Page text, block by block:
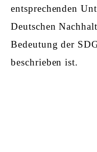
entsprechenden
Deutschen
Bedeutung der
beschrieben ist.